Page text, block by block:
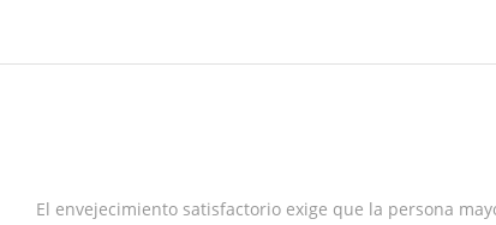
El envejecimiento satisfactorio exige que la persona